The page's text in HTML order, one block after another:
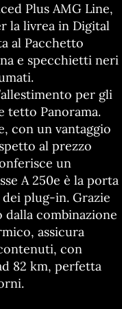
Plus AMG Line,
la livrea in Digital
al Pacchetto
e specchietti neri
per gli
tetto Panorama.
con un vantaggio
al prezzo
un
A 250e è la porta
dei plug-in. Grazie
dalla combinazione
assicura
con
82 km, perfetta